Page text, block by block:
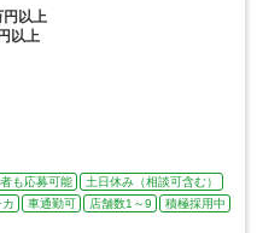
円以上
以上
も応募可能
土日休み（相談可含む）
車通勤可 店舗数1～9
積極採用中